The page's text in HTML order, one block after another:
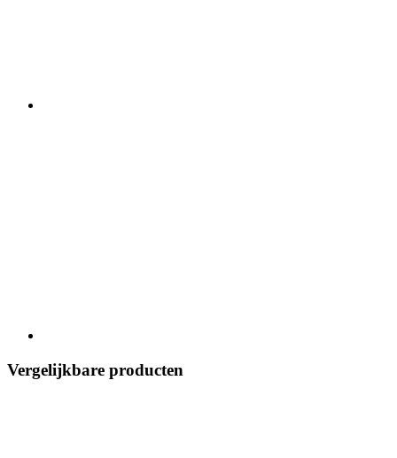
Vergelijkbare producten